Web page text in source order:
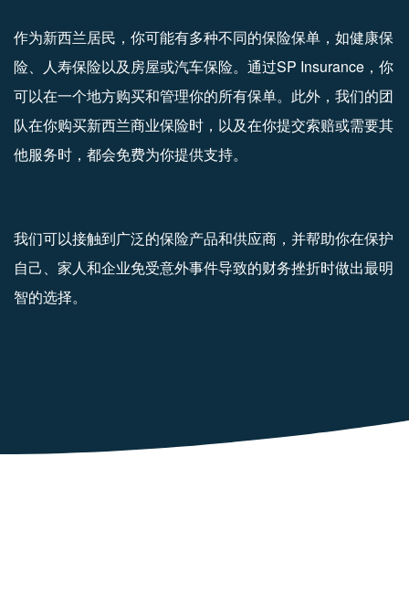
作为新西兰居民，你可能有多种不同的保险保单，如健康保
险、人寿保险以及房屋或汽车保险。通过SP Insurance，你
可以在一个地方购买和管理你的所有保单。此外，我们的团
队在你购买新西兰商业保险时，以及在你提交索赔或需要其
他服务时，都会免费为你提供支持。
我们可以接触到广泛的保险产品和供应商，并帮助你在保护
自己、家人和企业免受意外事件导致的财务挫折时做出最明
智的选择。